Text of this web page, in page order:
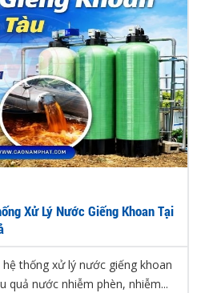
Xử Lý Nước Giếng Khoan Tại
thống xử lý nước giếng khoan
quả nước nhiễm phèn, nhiễm...